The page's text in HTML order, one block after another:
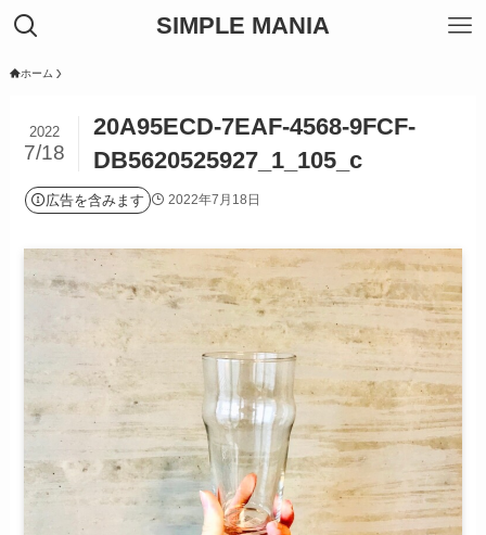
SIMPLE MANIA
ホーム
20A95ECD-7EAF-4568-9FCF-
DB5620525927_1_105_c
2022
7/18
広告を含みます 2022年7月18日